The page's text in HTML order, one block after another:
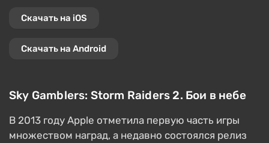
Скачать на iOS
Скачать на Android
Sky Gamblers: Storm Raiders 2. Бои в небе
В 2013 году Apple отметила первую часть игры
множеством наград, а недавно состоялся релиз